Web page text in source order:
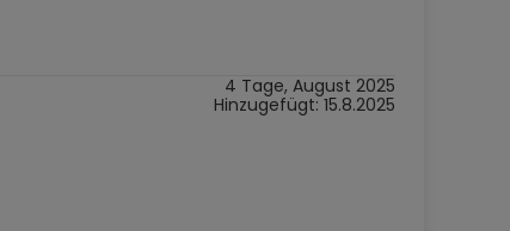
4 Tage, August 2025
Hinzugefügt: 15.8.2025